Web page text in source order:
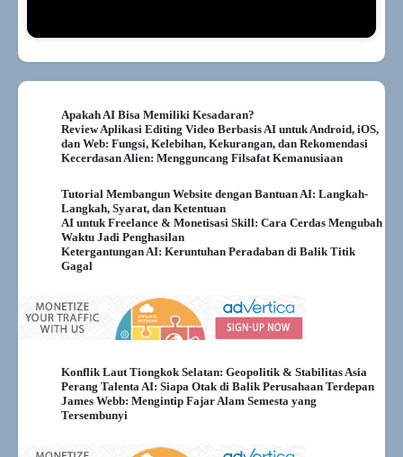
Apakah AI Bisa Memiliki Kesadaran?
Review Aplikasi Editing Video Berbasis AI untuk Android, iOS,
dan Web: Fungsi, Kelebihan, Kekurangan, dan Rekomendasi
Kecerdasan Alien: Mengguncang Filsafat Kemanusiaan
Tutorial Membangun Website dengan Bantuan AI: Langkah-
Langkah, Syarat, dan Ketentuan
AI untuk Freelance & Monetisasi Skill: Cara Cerdas Mengubah
Waktu Jadi Penghasilan
Ketergantungan AI: Keruntuhan Peradaban di Balik Titik
Gagal
Konflik Laut Tiongkok Selatan: Geopolitik & Stabilitas Asia
Perang Talenta AI: Siapa Otak di Balik Perusahaan Terdepan
James Webb: Mengintip Fajar Alam Semesta yang
Tersembunyi